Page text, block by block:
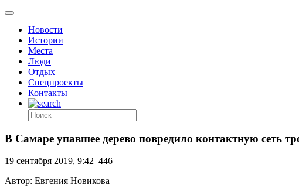
Новости
Истории
Места
Люди
Отдых
Спецпроекты
Контакты
В Самаре упавшее дерево повредило контактную сеть
19 сентября 2019, 9:42 446
Автор: Евгения Новикова